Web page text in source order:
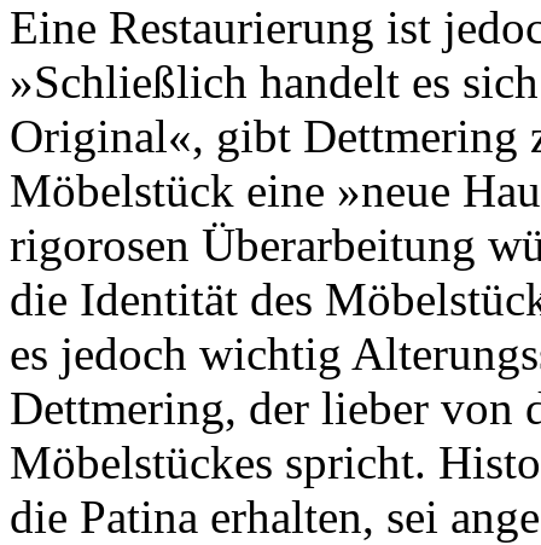
Eine Restaurierung ist
»Schließlich handelt es
Original«, gibt Dettmering
Möbelstück eine »neue
rigorosen Überarbeitung
die Identität des
es jedoch wichtig
Dettmering, der lieber von
Möbelstückes spricht.
die Patina erhalten, sei